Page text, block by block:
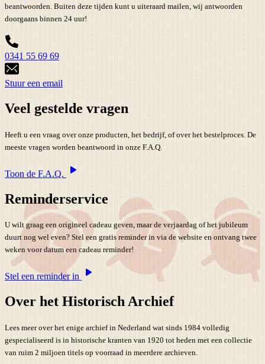
beantwoorden. Buiten deze tijden kunt u uiteraard mailen, wij antwoorden
doorgaans binnen 24 uur!
0341 55 69 69
Stuur een email
Veel gestelde vragen
Heeft u een vraag over onze producten, het bedrijf, of over het bestelproces. De
meeste vragen worden beantwoord in onze F.A.Q.
Toon de F.A.Q.
Reminderservice
U wilt graag een origineel cadeau geven, maar de verjaardag of het jubileum
duurt nog wel even? Stel een gratis reminder in via de website en ontvang twee
weken voor datum een cadeau reminder!
Stel een reminder in
Over het Historisch Archief
Lees meer over het enige archief in Nederland wat sinds 1984 volledig
gespecialiseerd is in historische kranten van 1920 tot heden met een collectie
van ruim 2 miljoen titels op voorraad in meerdere archieven.